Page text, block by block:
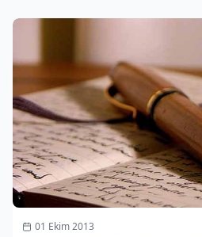
01 Ekim 2013